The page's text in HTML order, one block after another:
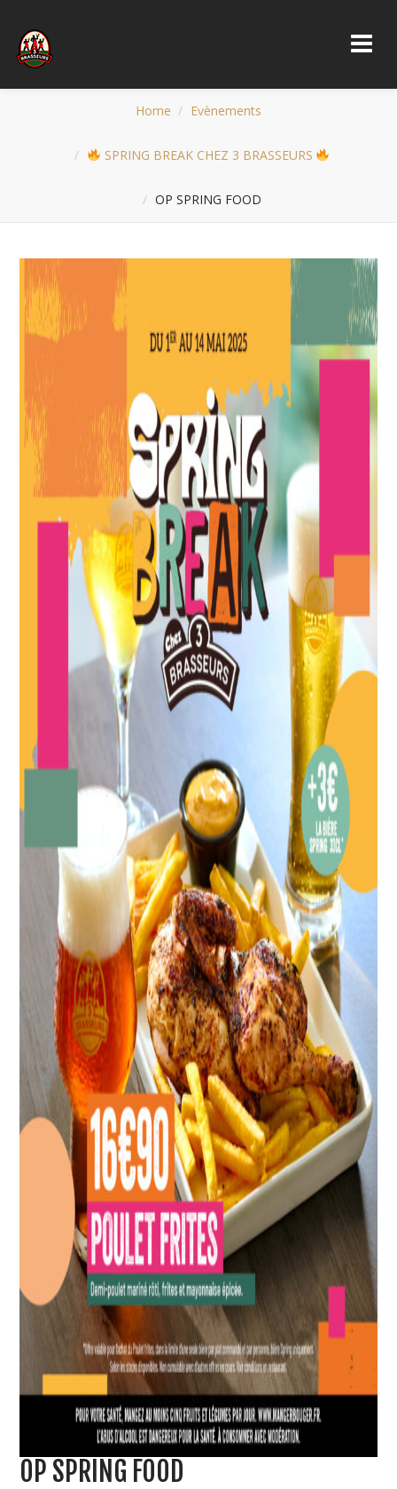
Home Evènements
SPRING BREAK CHEZ 3 BRASSEURS
OP SPRING FOOD
OP SPRING FOOD